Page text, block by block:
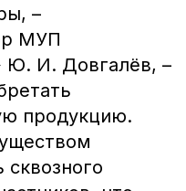
–
МУП
Ю. И. Довгалёв, –
продукцию.
сквозного